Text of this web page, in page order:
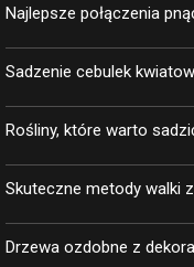
Najlepsze połączenia
Sadzenie cebulek
Rośliny, które warto
Skuteczne metody walki
Drzewa ozdobne z